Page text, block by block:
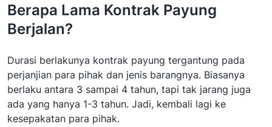
Berapa Lama Kontrak Payung
Berjalan?
Durasi berlakunya kontrak payung tergantung pada
perjanjian para pihak dan jenis barangnya. Biasanya
berlaku antara 3 sampai 4 tahun, tapi tak jarang juga
ada yang hanya 1-3 tahun. Jadi, kembali lagi ke
kesepakatan para pihak.